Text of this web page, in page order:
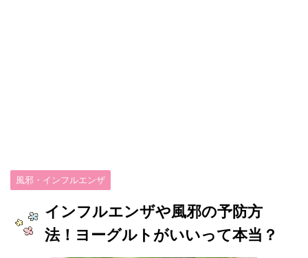
風邪・インフルエンザ
インフルエンザや風邪の予防方
法！ヨーグルトがいいって本当？